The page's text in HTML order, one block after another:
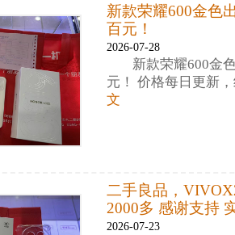
新款荣耀600金色
百元！
2026-07-28
新款荣耀600金
元！ 价格每日更新
文
二手良品，
2000多 感谢支持
2026-07-23